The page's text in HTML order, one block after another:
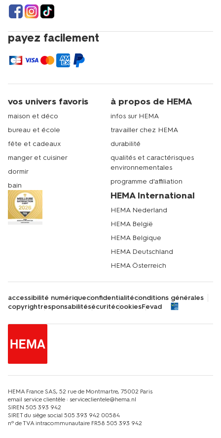
payez facilement
vos univers favoris
maison et déco
bureau et école
fête et cadeaux
manger et cuisiner
dormir
bain
à propos de HEMA
infos sur HEMA
travailler chez HEMA
durabilité
qualités et caractérisques
environnementales
programme d'affiliation
HEMA International
HEMA Nederland
HEMA België
HEMA Belgique
HEMA Deutschland
HEMA Österreich
accessibilité numériqueconfidentialitéconditions générales
copyrightresponsabilitésécuritécookiesFevad
HEMA France SAS, 52 rue de Montmartre, 75002 Paris
email service clientèle : serviceclientele@hema.nl
SIREN 505 393 942
SIRET du siège social 505 393 942 00584
nº de TVA intracommunautaire FR58 505 393 942